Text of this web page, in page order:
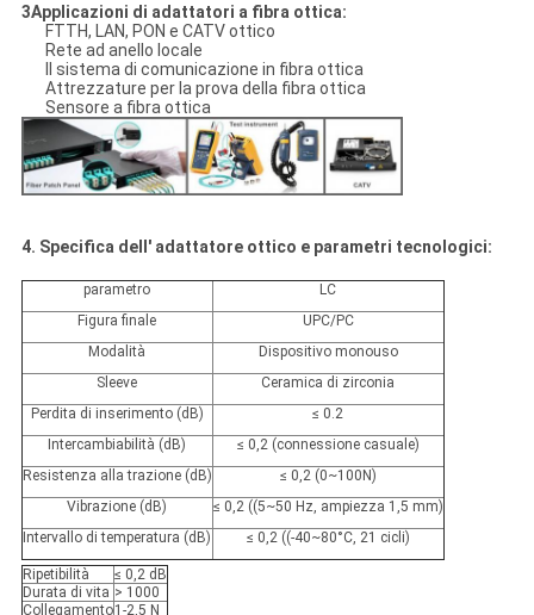
3Applicazioni di adattatori a fibra ottica:
FTTH, LAN, PON e CATV ottico
Rete ad anello locale
Il sistema di comunicazione in fibra ottica
Attrezzature per la prova della fibra ottica
Sensore a fibra ottica
4. Specifica dell' adattatore ottico e parametri tecnologici:
parametro
LC
Figura finale
UPC/PC
Modalità
Dispositivo monouso
Sleeve
Ceramica di zirconia
Perdita di inserimento (dB)
≤ 0.2
Intercambiabilità (dB)
≤ 0,2 (connessione casuale)
Resistenza alla trazione (dB)
≤ 0,2 (0~100N)
Vibrazione (dB)
≤ 0,2 ((5~50 Hz, ampiezza 1,5 mm)
Intervallo di temperatura (dB)
≤ 0,2 ((-40~80°C, 21 cicli)
Ripetibilità
≤ 0,2 dB
Durata di vita > 1000
Collegamento1-2,5 N